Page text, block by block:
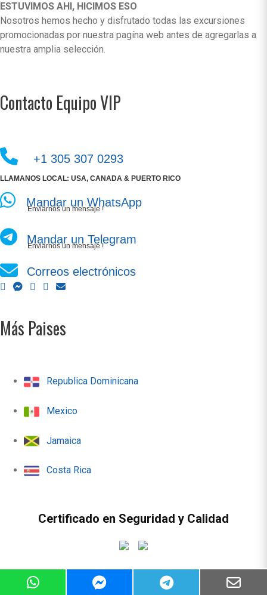
ESTUVIMOS AHI, HICIMOS ESO
Nosotros hemos hecho y disfrutado todas las excursiones
promocionadas por nuestra pagína web antes de agregarlas a
nuestra amplia selección.
Contacto Equipo VIP
+1 305 307 0293
LLAMANOS LOCAL: USA, CANADA & PUERTO RICO
Mandar un WhatsApp
Enviarnos un mensaje !
Mandar un Telegram
Enviarnos un mensaje !
Correos electrónicos
Más Paises
Republica Dominicana
Mexico
Jamaica
Costa Rica
Certificado en Seguridad y Calidad